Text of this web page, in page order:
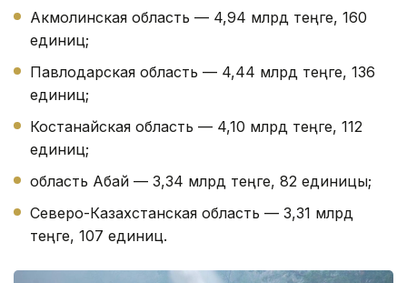
Акмолинская область — 4,94 млрд теңге, 160
единиц;
Павлодарская область — 4,44 млрд теңге, 136
единиц;
Костанайская область — 4,10 млрд теңге, 112
единиц;
область Абай — 3,34 млрд теңге, 82 единицы;
Северо-Казахстанская область — 3,31 млрд
теңге, 107 единиц.